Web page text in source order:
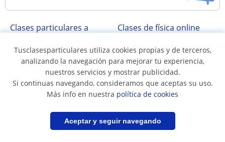
Guardar búsqueda
clases particulares a
Clases de física online
Clases de física en...
Cachapoal
Tusclasesparticulares utiliza cookies propias y de terceros,
analizando la navegación para mejorar tu experiencia,
nuestros servicios y mostrar publicidad.
Si continuas navegando, consideramos que aceptas su uso.
Más info en nuestra política de cookies
Aceptar y seguir navegando